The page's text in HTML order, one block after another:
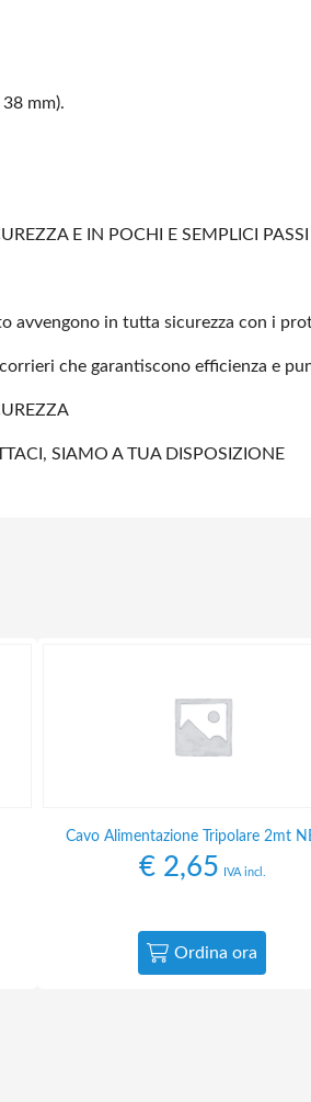
mm).
E IN POCHI E SEMPLICI PASSI
avvengono in tutta sicurezza con i
che garantiscono efficienza e
SIAMO A TUA DISPOSIZIONE
Cavo Alimentazione Tripolare 2mt
€2,65 IVA incl.
Ordina ora